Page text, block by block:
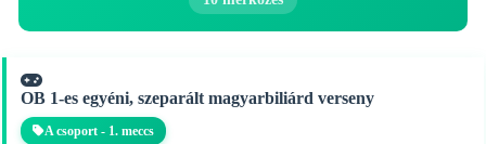
OB 1-es egyéni, szeparált magyarbiliárd verseny
A csoport - 1. meccs